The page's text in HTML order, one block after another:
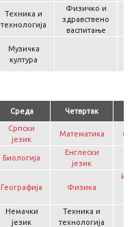
Техника и
технологија
Физичко и
здравствено
васпитање
Музичка
култура
Среда Четвртак
Српски
језик
Математика
Биологија
Енглески
језик
Географија Физика
Немачки
језик
Техника и
технологија